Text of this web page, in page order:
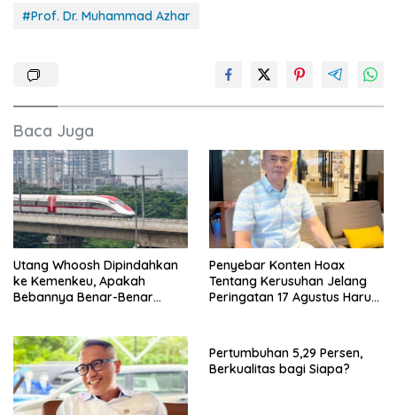
#Prof. Dr. Muhammad Azhar
Baca Juga
Utang Whoosh Dipindahkan
ke Kemenkeu, Apakah
Bebannya Benar-Benar
Penyebar Konten Hoax
Tentang Kerusuhan Jelang
Peringatan 17 Agustus Harus
Pertumbuhan 5,29 Persen,
Berkualitas bagi Siapa?